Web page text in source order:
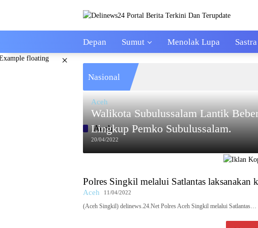
Depan Sumut Menolak Lupa
×
Nasional
Aceh
Aceh
Walikota Subulussalam Lantik
Lingkup Pemko Subulussalam.
20/04/2022
Polres Singkil melalui Satlantas laksanakan
Aceh 11/04/2022
(Aceh Singkil) delinews.24.Net Polres Aceh Singkil melalui Satlantas…